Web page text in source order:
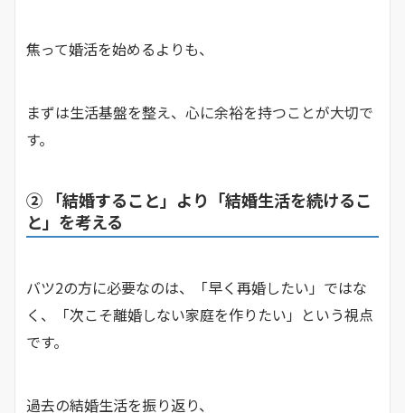
焦って婚活を始めるよりも、
まずは生活基盤を整え、心に余裕を持つことが大切で
す。
② 「結婚すること」より「結婚生活を続けるこ
と」を考える
バツ2の方に必要なのは、「早く再婚したい」ではな
く、「次こそ離婚しない家庭を作りたい」という視点
です。
過去の結婚生活を振り返り、